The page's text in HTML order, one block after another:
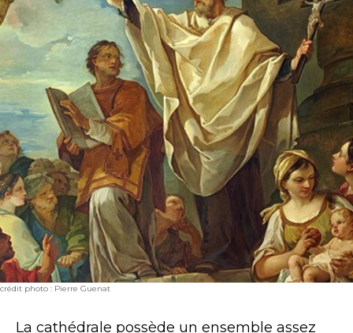
crédit photo : Pierre Guenat
La cathédrale possède un ensemble assez